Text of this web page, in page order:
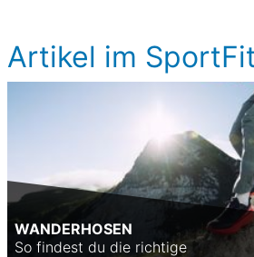
Artikel im
WANDERHOSEN
So findest du die richtige